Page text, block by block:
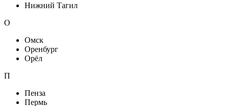
Нижний Тагил
О
Омск
Оренбург
Орёл
П
Пенза
Пермь